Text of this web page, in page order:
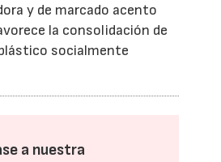
y de marcado acento
la consolidación de
socialmente
a nuestra